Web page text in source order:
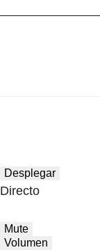
Desplegar
Directo
Mute
Volumen